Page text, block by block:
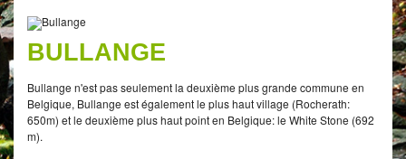
BULLANGE
Bullange n'est pas seulement la deuxième plus grande commune en
Belgique, Bullange est également le plus haut village (Rocherath:
650m) et le deuxième plus haut point en Belgique: le White Stone (692
m).